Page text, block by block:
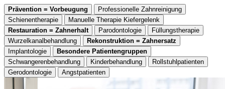
Prävention = Vorbeugung
Professionelle Zahnreinigung
Schienentherapie
Manuelle Therapie Kiefergelenk
Restauration = Zahnerhalt
Parodontologie
Füllungstherapie
Wurzelkanalbehandlung
Rekonstruktion = Zahnersatz
Implantologie
Besondere Patientengruppen
Schwangerenbehandlung
Kinderbehandlung
Rollstuhlpatienten
Gerodontologie
Angstpatienten